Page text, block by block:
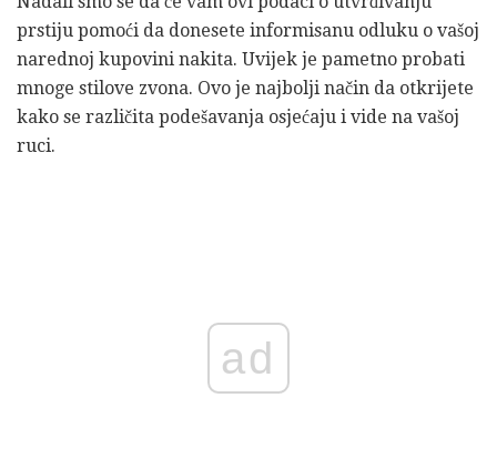
prstiju pomoći da donesete informisanu odluku o vašoj
narednoj kupovini nakita. Uvijek je pametno probati
mnoge stilove zvona. Ovo je najbolji način da otkrijete
kako se različita podešavanja osjećaju i vide na vašoj
ruci.
ad